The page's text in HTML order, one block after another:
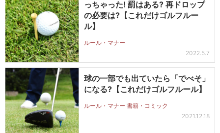
っちゃった! 罰はある? 再ドロップ
の必要は?【これだけゴルフルー
ル】
ルール・マナー
2022.5.7
球の一部でも出ていたら「でべそ」
になる?【これだけゴルフルール】
ルール・マナー 書籍・コミック
2021.12.18